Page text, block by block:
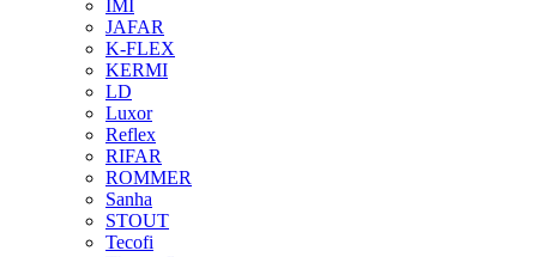
IMI
JAFAR
K-FLEX
KERMI
LD
Luxor
Reflex
RIFAR
ROMMER
Sanha
STOUT
Tecofi